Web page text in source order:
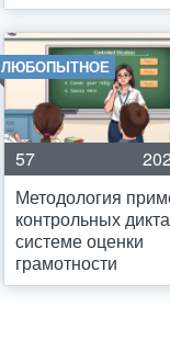
ЛЮБОПЫТНОЕ
57
Методология
контрольных
системе оценки
грамотности